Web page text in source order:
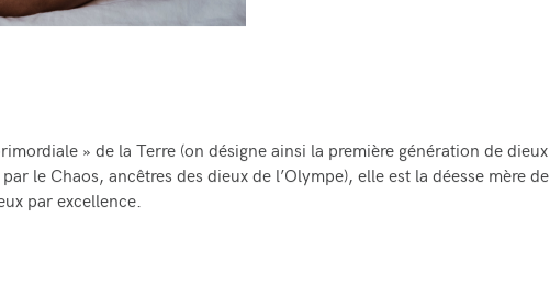
» de la Terre (on désigne ainsi la première génération de dieux
le Chaos, ancêtres des dieux de l’Olympe), elle est la déesse mère de
par excellence.